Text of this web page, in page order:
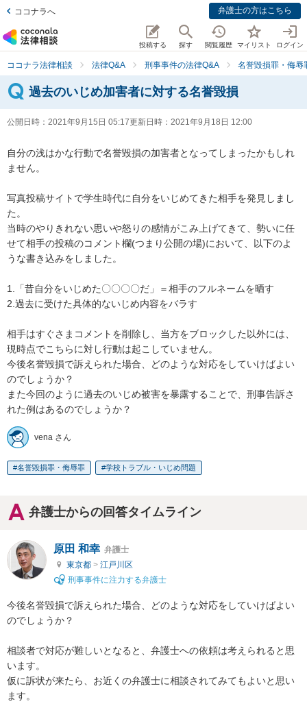
ココナラへ 弁護士の方はこちら
投稿する 探す 閲覧履歴 マイリスト ログイン
ココナラ法律相談 法律Q&A 刑事事件の法律Q&A 名誉毀損罪・侮辱
過去のいじめ加害者に対する名誉毀損
公開日時： 2021年9月15日 05:17更新日時： 2021年9月18日 12:00
自分の浅はかな行動で名誉毀損の加害者となってしまったかもしれ
ません。
写真投稿サイトで学生時代に自分をいじめてきた相手を発見しまし
た。
当時のやりきれない思いや怒りの感情がこみ上げてきて、勢いに任
せて相手の投稿のコメント欄(つまり公開の場)において、以下のよ
うな書き込みをしました。
1.「昔自分をいじめた〇〇〇〇だ」＝相手のフルネームを晒す
2.過去に受けた具体的ないじめ内容をバラす
相手はすぐさまコメントを削除し、当方をブロックした以外には、
現時点でこちらに対し行動は起こしていません。
今後名誉毀損で訴えられた場合、どのような対応をしていけばよい
のでしょうか？
また今回のように過去のいじめ被害を暴露することで、刑事告訴さ
れた例はあるのでしょうか？
vena さん
名誉毀損罪・侮辱罪 学校トラブル・いじめ問題
弁護士からの回答タイムライン
原田 和幸 弁護士
東京都 > 江戸川区
刑事事件に注力する弁護士
今後名誉毀損で訴えられた場合、どのような対応をしていけばよい
のでしょうか？
相談者で対応が難しいとなると、弁護士への依頼は考えられると思
います。
仮に訴状が来たら、お近くの弁護士に相談されてみてもよいと思い
ます。